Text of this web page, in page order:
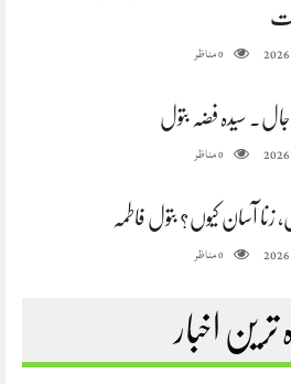
0مناظر
جال. سیدہ فضہ بتول
0مناظر
زنا آسان کیوں؟ بتول فاطمہ
0مناظر
ترین اخبار